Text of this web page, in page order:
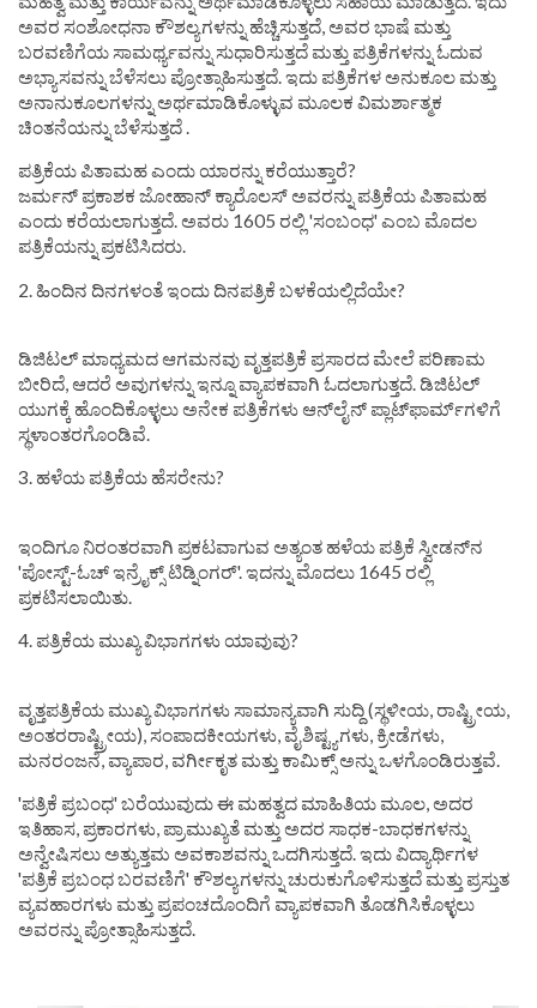
ಅವರ ಸಂಶೋಧನಾ ಕೌಶಲ್ಯಗಳನ್ನು ಹೆಚ್ಚಿಸುತ್ತದೆ, ಅವರ ಭಾಷೆ ಮತ್ತು
ಬರವಣಿಗೆಯ ಸಾಮರ್ಥ್ಯವನ್ನು ಸುಧಾರಿಸುತ್ತದೆ ಮತ್ತು ಪತ್ರಿಕೆಗಳನ್ನು ಓದುವ
ಅಭ್ಯಾಸವನ್ನು ಬೆಳೆಸಲು ಪ್ರೋತ್ಸಾಹಿಸುತ್ತದೆ. ಇದು ಪತ್ರಿಕೆಗಳ ಅನುಕೂಲ ಮತ್ತು
ಅನಾನುಕೂಲಗಳನ್ನು ಅರ್ಥಮಾಡಿಕೊಳ್ಳುವ ಮೂಲಕ ವಿಮರ್ಶಾತ್ಮಕ
ಚಿಂತನೆಯನ್ನು ಬೆಳೆಸುತ್ತದೆ .
ಪತ್ರಿಕೆಯ ಪಿತಾಮಹ ಎಂದು ಯಾರನ್ನು ಕರೆಯುತ್ತಾರೆ?
ಜರ್ಮನ್ ಪ್ರಕಾಶಕ ಜೋಹಾನ್ ಕ್ಯಾರೊಲಸ್ ಅವರನ್ನು ಪತ್ರಿಕೆಯ ಪಿತಾಮಹ
ಎಂದು ಕರೆಯಲಾಗುತ್ತದೆ. ಅವರು 1605 ರಲ್ಲಿ 'ಸಂಬಂಧ' ಎಂಬ ಮೊದಲ
ಪತ್ರಿಕೆಯನ್ನು ಪ್ರಕಟಿಸಿದರು.
2. ಹಿಂದಿನ ದಿನಗಳಂತೆ ಇಂದು ದಿನಪತ್ರಿಕೆ ಬಳಕೆಯಲ್ಲಿದೆಯೇ?
ಡಿಜಿಟಲ್ ಮಾಧ್ಯಮದ ಆಗಮನವು ವೃತ್ತಪತ್ರಿಕೆ ಪ್ರಸಾರದ ಮೇಲೆ ಪರಿಣಾಮ
ಬೀರಿದೆ, ಆದರೆ ಅವುಗಳನ್ನು ಇನ್ನೂ ವ್ಯಾಪಕವಾಗಿ ಓದಲಾಗುತ್ತದೆ. ಡಿಜಿಟಲ್
ಯುಗಕ್ಕೆ ಹೊಂದಿಕೊಳ್ಳಲು ಅನೇಕ ಪತ್ರಿಕೆಗಳು ಆನ್‌ಲೈನ್ ಪ್ಲಾಟ್‌ಫಾರ್ಮ್‌ಗಳಿಗೆ
ಸ್ಥಳಾಂತರಗೊಂಡಿವೆ.
3. ಹಳೆಯ ಪತ್ರಿಕೆಯ ಹೆಸರೇನು?
ಇಂದಿಗೂ ನಿರಂತರವಾಗಿ ಪ್ರಕಟವಾಗುವ ಅತ್ಯಂತ ಹಳೆಯ ಪತ್ರಿಕೆ ಸ್ವೀಡನ್‌ನ
'ಪೋಸ್ಟ್-ಓಚ್ ಇನ್ರೈಕ್ಸ್ ಟಿಡ್ನಿಂಗರ್'. ಇದನ್ನು ಮೊದಲು 1645 ರಲ್ಲಿ
ಪ್ರಕಟಿಸಲಾಯಿತು.
4. ಪತ್ರಿಕೆಯ ಮುಖ್ಯ ವಿಭಾಗಗಳು ಯಾವುವು?
ವೃತ್ತಪತ್ರಿಕೆಯ ಮುಖ್ಯ ವಿಭಾಗಗಳು ಸಾಮಾನ್ಯವಾಗಿ ಸುದ್ದಿ (ಸ್ಥಳೀಯ, ರಾಷ್ಟ್ರೀಯ,
ಅಂತರರಾಷ್ಟ್ರೀಯ), ಸಂಪಾದಕೀಯಗಳು, ವೈಶಿಷ್ಟ್ಯಗಳು, ಕ್ರೀಡೆಗಳು,
ಮನರಂಜನೆ, ವ್ಯಾಪಾರ, ವರ್ಗೀಕೃತ ಮತ್ತು ಕಾಮಿಕ್ಸ್ ಅನ್ನು ಒಳಗೊಂಡಿರುತ್ತವೆ.
'ಪತ್ರಿಕೆ ಪ್ರಬಂಧ' ಬರೆಯುವುದು ಈ ಮಹತ್ವದ ಮಾಹಿತಿಯ ಮೂಲ, ಅದರ
ಇತಿಹಾಸ, ಪ್ರಕಾರಗಳು, ಪ್ರಾಮುಖ್ಯತೆ ಮತ್ತು ಅದರ ಸಾಧಕ-ಬಾಧಕಗಳನ್ನು
ಅನ್ವೇಷಿಸಲು ಅತ್ಯುತ್ತಮ ಅವಕಾಶವನ್ನು ಒದಗಿಸುತ್ತದೆ. ಇದು ವಿದ್ಯಾರ್ಥಿಗಳ
'ಪತ್ರಿಕೆ ಪ್ರಬಂಧ ಬರವಣಿಗೆ' ಕೌಶಲ್ಯಗಳನ್ನು ಚುರುಕುಗೊಳಿಸುತ್ತದೆ ಮತ್ತು ಪ್ರಸ್ತುತ
ವ್ಯವಹಾರಗಳು ಮತ್ತು ಪ್ರಪಂಚದೊಂದಿಗೆ ವ್ಯಾಪಕವಾಗಿ ತೊಡಗಿಸಿಕೊಳ್ಳಲು
ಅವರನ್ನು ಪ್ರೋತ್ಸಾಹಿಸುತ್ತದೆ.